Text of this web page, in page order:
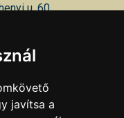
u. 60
öltöny
női divat
javítsa a